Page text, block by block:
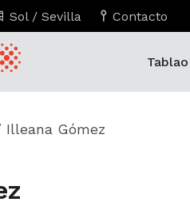
Sol / Sevilla Contacto
Illeana Gómez